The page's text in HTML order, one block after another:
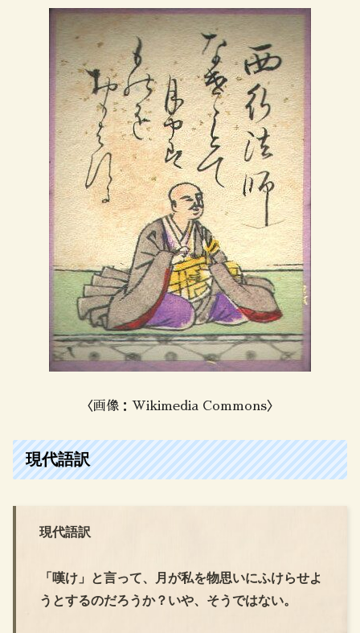
〈画像：Wikimedia Commons〉
現代語訳
現代語訳
「嘆け」と言って、月が私を物思いにふけらせよ
うとするのだろうか？いや、そうではない。